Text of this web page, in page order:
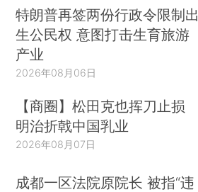
特朗普再签两份行政令限制出
生公民权 意图打击生育旅游
产业
2026年08月06日
【商圈】松田克也挥刀止损
明治折戟中国乳业
2026年08月07日
成都一区法院原院长 被指“违